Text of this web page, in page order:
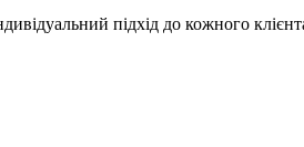
підхід до кожного